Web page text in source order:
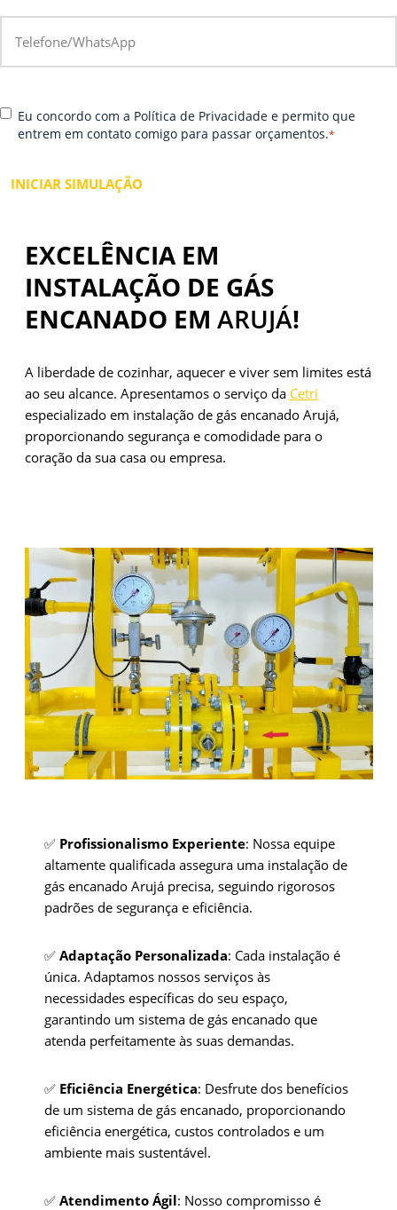
o
D
e
*
C*
Eu concordo com a Política de Privacidade e permito que
entrem em contato comigo para passar orçamentos.*
EXCELÊNCIA EM
INSTALAÇÃO DE GÁS
ENCANADO EM ARUJÁ!
A liberdade de cozinhar, aquecer e viver sem limites está
ao seu alcance. Apresentamos o serviço da Cetri
especializado em instalação de gás encanado Arujá,
proporcionando segurança e comodidade para o
coração da sua casa ou empresa.
✅ Profissionalismo Experiente: Nossa equipe
altamente qualificada assegura uma instalação de
gás encanado Arujá precisa, seguindo rigorosos
padrões de segurança e eficiência.
✅ Adaptação Personalizada: Cada instalação é
única. Adaptamos nossos serviços às
necessidades específicas do seu espaço,
garantindo um sistema de gás encanado que
atenda perfeitamente às suas demandas.
✅ Eficiência Energética: Desfrute dos benefícios
de um sistema de gás encanado, proporcionando
eficiência energética, custos controlados e um
ambiente mais sustentável.
✅ Atendimento Ágil: Nosso compromisso é